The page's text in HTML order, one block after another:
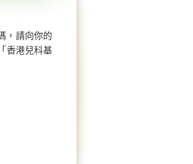
，請向你的
香港兒科基